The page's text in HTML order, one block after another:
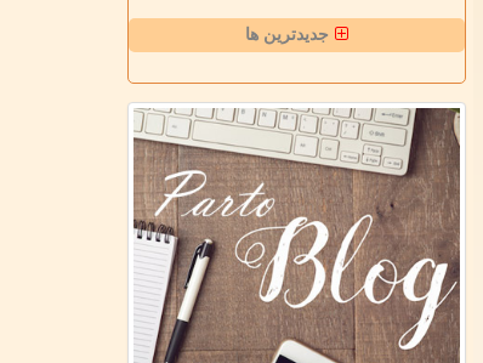
جدیدترین ها